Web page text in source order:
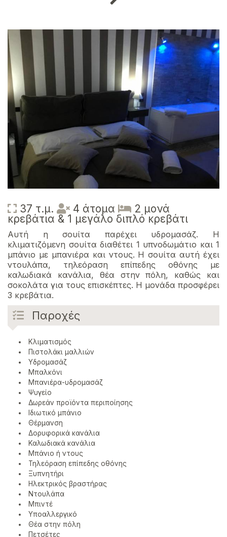
37 τ.μ. 4 άτομα
2 μονά
κρεβάτια & 1 μεγάλο διπλό κρεβάτι
Αυτή η σουίτα παρέχει υδρομασάζ. Η
κλιματιζόμενη σουίτα διαθέτει 1 υπνοδωμάτιο και 1
μπάνιο με μπανιέρα και ντους. Η σουίτα αυτή έχει
ντουλάπα, τηλεόραση επίπεδης οθόνης με
καλωδιακά κανάλια, θέα στην πόλη, καθώς και
σοκολάτα για τους επισκέπτες. Η μονάδα προσφέρει
3 κρεβάτια.
Παροχές
Κλιματισμός
Πιστολάκι μαλλιών
Υδρομασάζ
Μπαλκόνι
Μπανιέρα-υδρομασάζ
Ψυγείο
Δωρεάν προϊόντα περιποίησης
Ιδιωτικό μπάνιο
Θέρμανση
Δορυφορικά κανάλια
Καλωδιακά κανάλια
Μπάνιο ή ντους
Τηλεόραση επίπεδης οθόνης
Ξυπνητήρι
Ηλεκτρικός βραστήρας
Ντουλάπα
Μπιντέ
Υποαλλεργικό
Θέα στην πόλη
Πετσέτες